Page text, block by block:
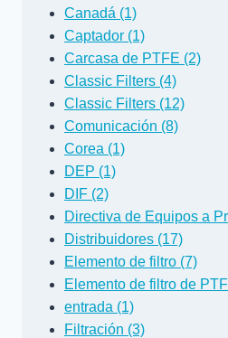
Canadá (1)
Captador (1)
Carcasa de PTFE (2)
Classic Filters (4)
Classic Filters (12)
Comunicación (8)
Corea (1)
DEP (1)
DIF (2)
Directiva de Equipos a
Distribuidores (17)
Elemento de filtro (7)
Elemento de filtro de
entrada (1)
Filtración (3)